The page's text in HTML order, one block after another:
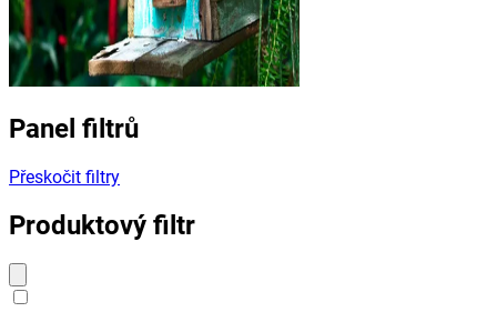
Panel filtrů
Přeskočit filtry
Produktový filtr